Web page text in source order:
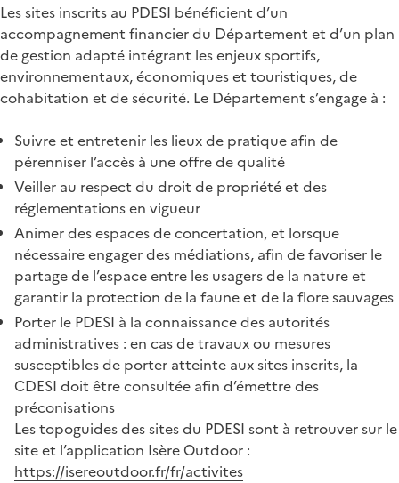
Les sites inscrits au PDESI bénéficient d’un
accompagnement financier du Département et d’un plan
de gestion adapté intégrant les enjeux sportifs,
environnementaux, économiques et touristiques, de
cohabitation et de sécurité. Le Département s’engage à :
Suivre et entretenir les lieux de pratique afin de
pérenniser l’accès à une offre de qualité
Veiller au respect du droit de propriété et des
réglementations en vigueur
Animer des espaces de concertation, et lorsque
nécessaire engager des médiations, afin de favoriser le
partage de l’espace entre les usagers de la nature et
garantir la protection de la faune et de la flore sauvages
Porter le PDESI à la connaissance des autorités
administratives : en cas de travaux ou mesures
susceptibles de porter atteinte aux sites inscrits, la
CDESI doit être consultée afin d’émettre des
préconisations
Les topoguides des sites du PDESI sont à retrouver sur le
site et l’application Isère Outdoor :
https://isereoutdoor.fr/fr/activites